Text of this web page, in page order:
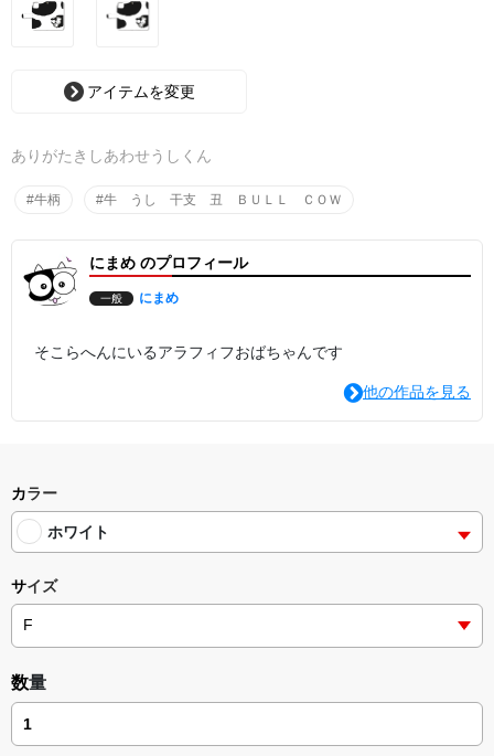
アイテムを変更
ありがたきしあわせうしくん
#牛柄 #牛 うし 干支 丑 ＢＵＬＬ ＣＯＷ
にまめ のプロフィール
一般 にまめ
そこらへんにいるアラフィフおばちゃんです
他の作品を見る
カラー
ホワイト
サイズ
数量